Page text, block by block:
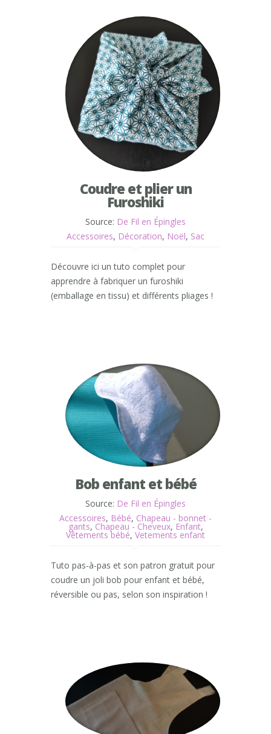
Coudre et plier un
Furoshiki
Source: De Fil en Épingles
Accessoires, Décoration, Noël, Sac
Découvre ici un tuto complet pour
apprendre à fabriquer un furoshiki
(emballage en tissu) et différents pliages !
Bob enfant et bébé
Source: De Fil en Épingles
Accessoires, Bébé, Chapeau - bonnet -
gants, Chapeau - Cheveux, Enfant,
Vêtements bébé, Vetements enfant
Tuto pas-à-pas et son patron gratuit pour
coudre un joli bob pour enfant et bébé,
réversible ou pas, selon son inspiration !